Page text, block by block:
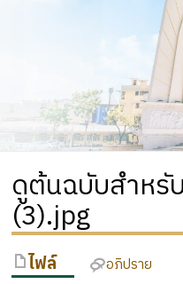
ดูต้นฉบับสำหรั
(3).jpg
ไฟล์ อภิปราย